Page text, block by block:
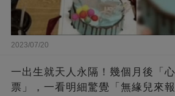
2023/07/20
一出生就天人永隔！幾個月後「
票」，一看明細驚覺「無緣兒來